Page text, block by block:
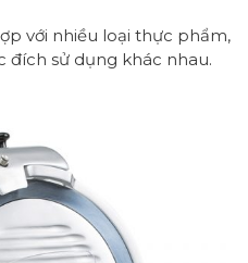
với nhiều loại thực phẩm,
đích sử dụng khác nhau.